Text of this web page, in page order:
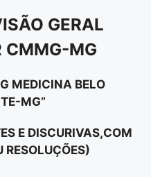
GERAL
CMMG-MG
MEDICINA BELO
MG”
E DISCURIVAS,COM
RESOLUÇÕES)